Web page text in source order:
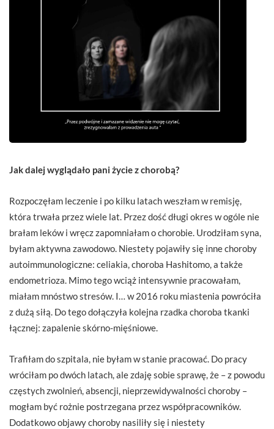
Jak dalej wyglądało pani życie z chorobą?
Rozpoczęłam leczenie i po kilku latach weszłam w remisję,
która trwała przez wiele lat. Przez dość długi okres w ogóle nie
brałam leków i wręcz zapomniałam o chorobie. Urodziłam syna,
byłam aktywna zawodowo. Niestety pojawiły się inne choroby
autoimmunologiczne: celiakia, choroba Hashitomo, a także
endometrioza. Mimo tego wciąż intensywnie pracowałam,
miałam mnóstwo stresów. I… w 2016 roku miastenia powróciła
z dużą siłą. Do tego dołączyła kolejna rzadka choroba tkanki
łącznej: zapalenie skórno-mięśniowe.
Trafiłam do szpitala, nie byłam w stanie pracować. Do pracy
wróciłam po dwóch latach, ale zdaję sobie sprawę, że – z powodu
częstych zwolnień, absencji, nieprzewidywalności choroby –
mogłam być rożnie postrzegana przez współpracowników.
Dodatkowo objawy choroby nasiliły się i niestety